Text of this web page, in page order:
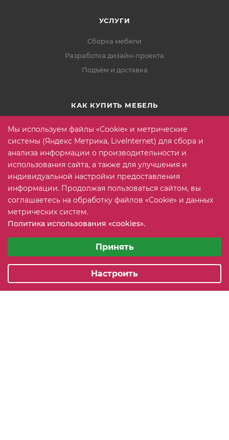
УСЛУГИ
Сборка мебели
Разработка дизайн-проекта
Подъём и доставка
КАК КУПИТЬ МЕБЕЛЬ
Условия оплаты
Условия доставки
Гарантия на товар
Вопрос-ответ
+7 (815) 2 606-608 ЗАКАЗАТЬ ЗВОНОК
info@mebeler51.ru
г. Мурманск, ул. Свердлова 11Б
Мы используем файлы «Cookie» и метрические
системы (Яндекс Метрика, LiveInternet) для сбора и
анализа информации о производительности и
использования сайта, а также для улучшения и
индивидуальной настройки предоставления
информации. Продолжая пользоваться сайтом, вы
соглашаетесь на обработку файлов «Cookie» и данных
метрических систем.
Политика использования «cookies».
Аналитические/Функциональные
Принять
Настроить